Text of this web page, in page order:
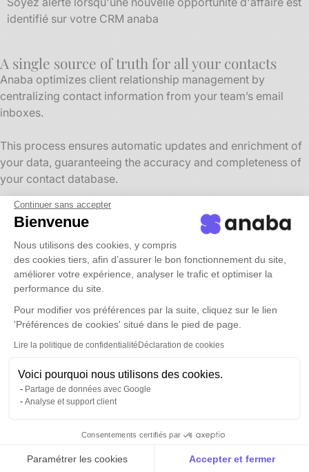
Continuer sans accepter
Bienvenue
Nous utilisons des cookies, y compris
des cookies tiers, afin d’assurer le bon fonctionnement du site,
améliorer votre expérience, analyser le trafic et optimiser la
performance du site.
Pour modifier vos préférences par la suite, cliquez sur le lien
'Préférences de cookies' situé dans le pied de page.
Lire la politique de confidentialité Déclaration de cookies
Voici pourquoi nous utilisons des cookies.
Partage de données avec Google
Analyse et support client
Consentements certifiés par
Paramétrer les cookies Accepter et fermer
identifié sur votre CRM anaba
A single source of truth for all your contacts
Anaba optimizes client relationship management by
centralizing contact information from your team’s email
inboxes.
This process ensures automatic updates and enrichment of
your data, guaranteeing the accuracy and completeness of
your contact database.
This solution helps accounting firms improve client
management efficiency and make the most of a CRM
tailored to their specific needs.
Transform your contacts into revenue
Quickly launch impactful communication campaigns using
your comprehensive, up-to-date database.
Effectively reach inactive prospects or clients who have
recently changed companies to boost your business
marketing efforts and capture new business opportunities